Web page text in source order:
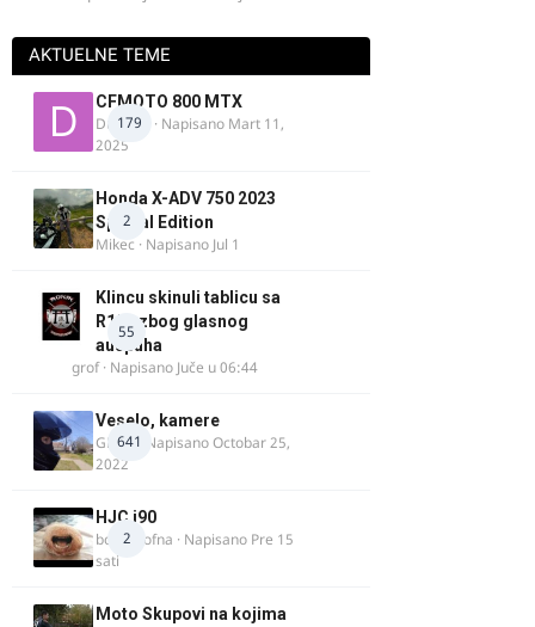
AKTUELNE TEME
179
CFMOTO 800 MTX
Duta_91 · Napisano Mart 11,
2025
2
Honda X-ADV 750 2023
Special Edition
Mikec · Napisano Jul 1
55
Klincu skinuli tablicu sa
R125 zbog glasnog
auspuha
grof· Napisano Juče u 06:44
641
Veselo, kamere
GR 46· NapisanoOctobar 25,
2022
2
HJC i90
bobi_krofna · Napisano Pre 15
sati
Moto Skupovi na kojima